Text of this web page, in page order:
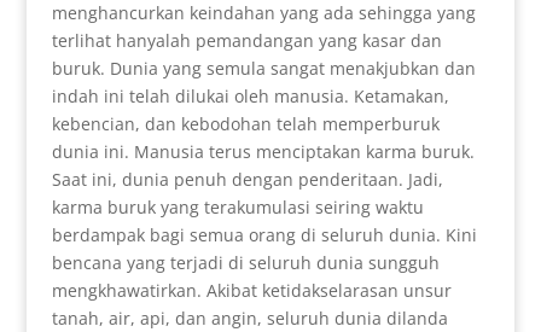
menghancurkan keindahan yang ada sehingga yang
terlihat hanyalah pemandangan yang kasar dan
buruk. Dunia yang semula sangat menakjubkan dan
indah ini telah dilukai oleh manusia. Ketamakan,
kebencian, dan kebodohan telah memperburuk
dunia ini. Manusia terus menciptakan karma buruk.
Saat ini, dunia penuh dengan penderitaan. Jadi,
karma buruk yang terakumulasi seiring waktu
berdampak bagi semua orang di seluruh dunia. Kini
bencana yang terjadi di seluruh dunia sungguh
mengkhawatirkan. Akibat ketidakselarasan unsur
tanah, air, api, dan angin, seluruh dunia dilanda